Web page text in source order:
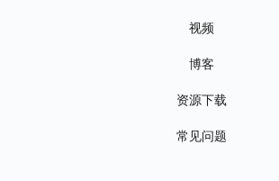
视频
博客
资源下载
常见问题